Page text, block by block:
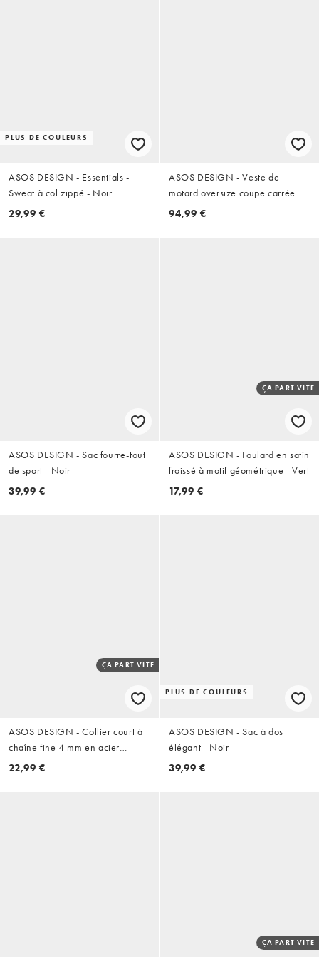
PLUS DE COULEURS
ASOS DESIGN - Essentials -
Sweat à col zippé - Noir
29,99 €
ASOS DESIGN - Veste de
motard oversize coupe carrée en
similicuir avec bandes bordeaux
94,99 €
ASOS DESIGN - Sac fourre-tout
de sport - Noir
39,99 €
ÇA PART VITE
ASOS DESIGN - Foulard en satin
froissé à motif géométrique - Vert
17,99 €
ÇA PART VITE
ASOS DESIGN - Collier court à
chaîne fine 4 mm en acier
inoxydable étanche - Argenté
22,99 €
PLUS DE COULEURS
ASOS DESIGN - Sac à dos
élégant - Noir
39,99 €
ÇA PART VITE